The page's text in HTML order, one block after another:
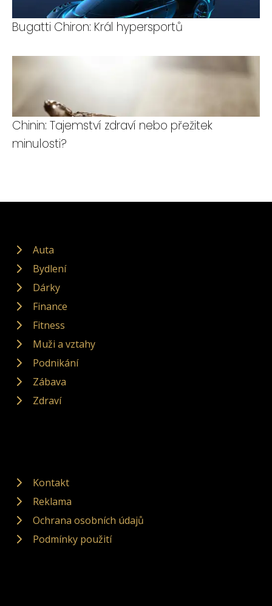
Bugatti Chiron: Král hypersportů
Chinin: Tajemství zdraví nebo přežitek
minulosti?
Auta
Bydlení
Dárky
Finance
Fitness
Muži a vztahy
Podnikání
Zábava
Zdraví
Kontakt
Reklama
Ochrana osobních údajů
Podmínky použití